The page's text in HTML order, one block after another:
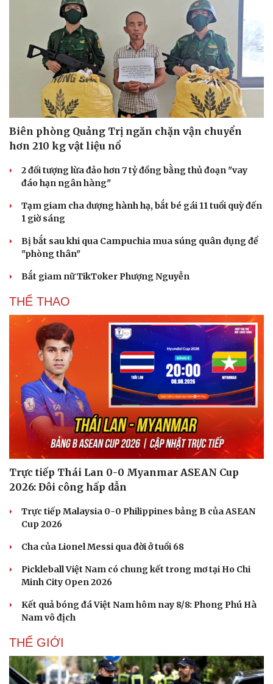
Du lịch
Săn Tour
check-in
Câu chuyện thời
Đọc truyện đêm
Biên phòng Quảng Trị ngăn chặn vận chuyển
hơn 210 kg vật liệu nổ
2 đối tượng lừa đảo hơn 7 tỷ đồng bằng thủ đoạn "vay
đáo hạn ngân hàng"
Tạm giam cha dượng hành hạ, bắt bé gái 11 tuổi quỳ đến
1 giờ sáng
Bị bắt sau khi qua Campuchia mua súng quân dụng để
"phòng thân"
Bắt giam nữ TikToker Phượng Nguyễn
THỂ THAO
Trực tiếp Thái Lan 0-0 Myanmar ASEAN Cup
2026: Đôi công hấp dẫn
Trực tiếp Malaysia 0-0 Philippines bảng B của ASEAN
Cup 2026
Cha của Lionel Messi qua đời ở tuổi 68
Pickleball Việt Nam có chung kết trong mơ tại Ho Chi
Minh City Open 2026
Kết quả bóng đá Việt Nam hôm nay 8/8: Phong Phú Hà
Nam vô địch
THẾ GIỚI